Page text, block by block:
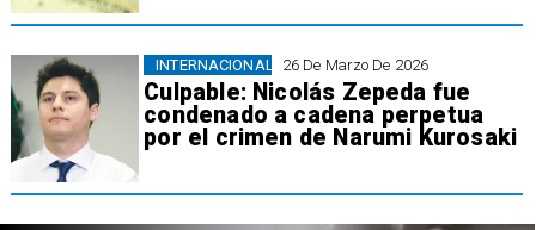
26 De Marzo De 2026
Culpable: Nicolás Zepeda fue
condenado a cadena perpetua
por el crimen de Narumi Kurosaki
INTERNACIONAL